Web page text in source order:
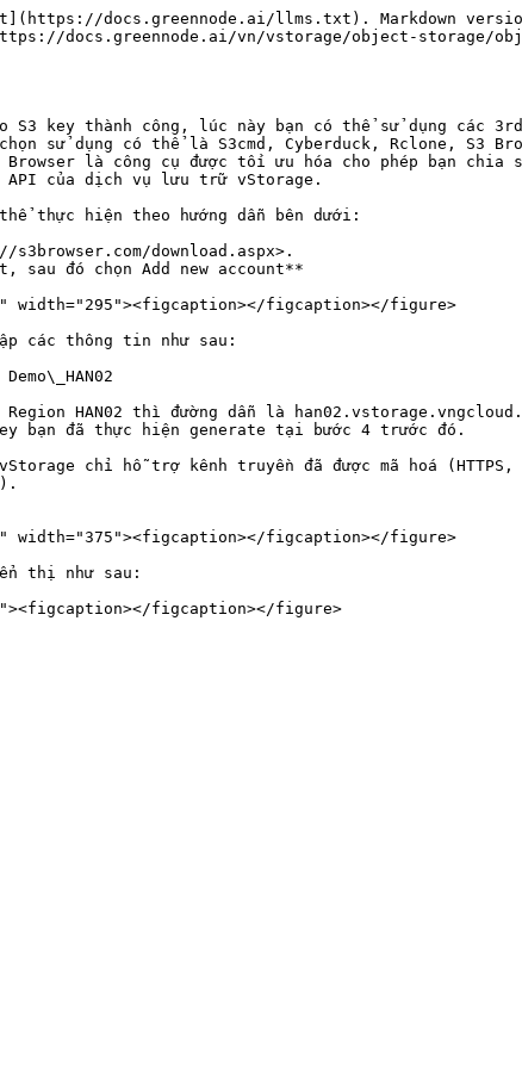
docs.greennode.ai/llms.txt). Markdown
docs.greennode.ai/vn/vstorage/object-storage/
key thành công, lúc này bạn có thể sử dụng các
sử dụng có thể là S3cmd, Cyberduck, Rclone,
Browser là công cụ được tối ưu hóa cho phép bạn
của dịch vụ lưu trữ vStorage.
thực hiện theo hướng dẫn bên dưới:
download.aspx>.
sau đó chọn Add new account**
width="295"><figcaption></figcaption></figure>
các thông tin như sau:
HAN02 thì đường dẫn là
bạn đã thực hiện generate tại bước 4 trước đó.
chỉ hỗ trợ kênh truyền đã được mã hoá
width="375"><figcaption></figcaption></figure>
thị như sau: